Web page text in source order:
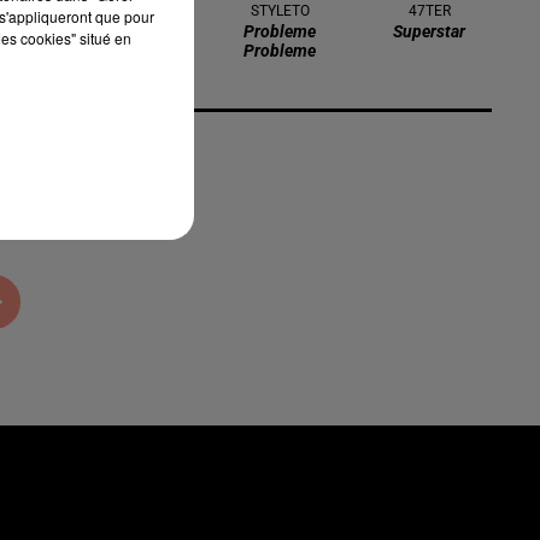
RIVIERA
She Doesn't
Mind
STYLETO
Probleme
Probleme
47TER
Superstar
que pour
cookies" situé en